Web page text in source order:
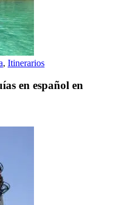
, Itinerarios
en español en